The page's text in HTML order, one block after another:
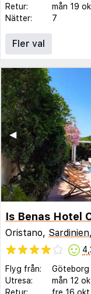
Retur:
mån 19
Nätter:
7
Fler val
◀︎
Is Benas Hotel
Oristano, Sardinien,
Flyg från: Göteborg
Utresa:
mån 12